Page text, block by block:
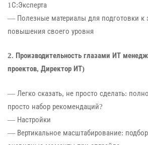
1С:Эксперта
— Полезные материалы для подготовки к
повышения своего уровня
2. Производительность глазами ИТ
проектов, Директор ИТ)
— Легко сказать, не просто сделать:
просто набор рекомендаций?
— Настройки
— Вертикальное масштабирование: